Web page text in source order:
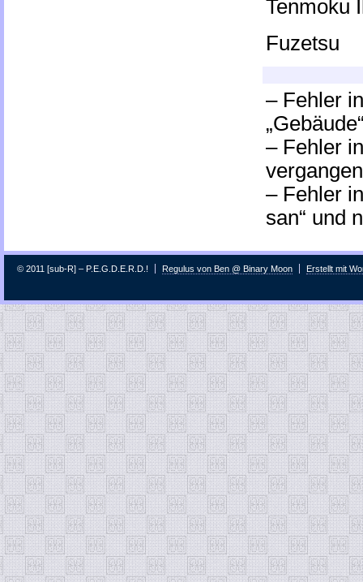
Tenmoku
Fuzetsu
– Fehler
– Fehler
– Fehler
san“ und
© 2011 [sub-R] – P.E.G.D.E.R.D.! Regulus von Ben @ Binary Moon Erstellt mit